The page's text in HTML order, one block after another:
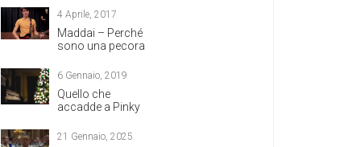
4 Aprile, 2017
Maddai – Perché
sono una pecora
6 Gennaio, 2019
Quello che
accadde a Pinky
21 Gennaio, 2025